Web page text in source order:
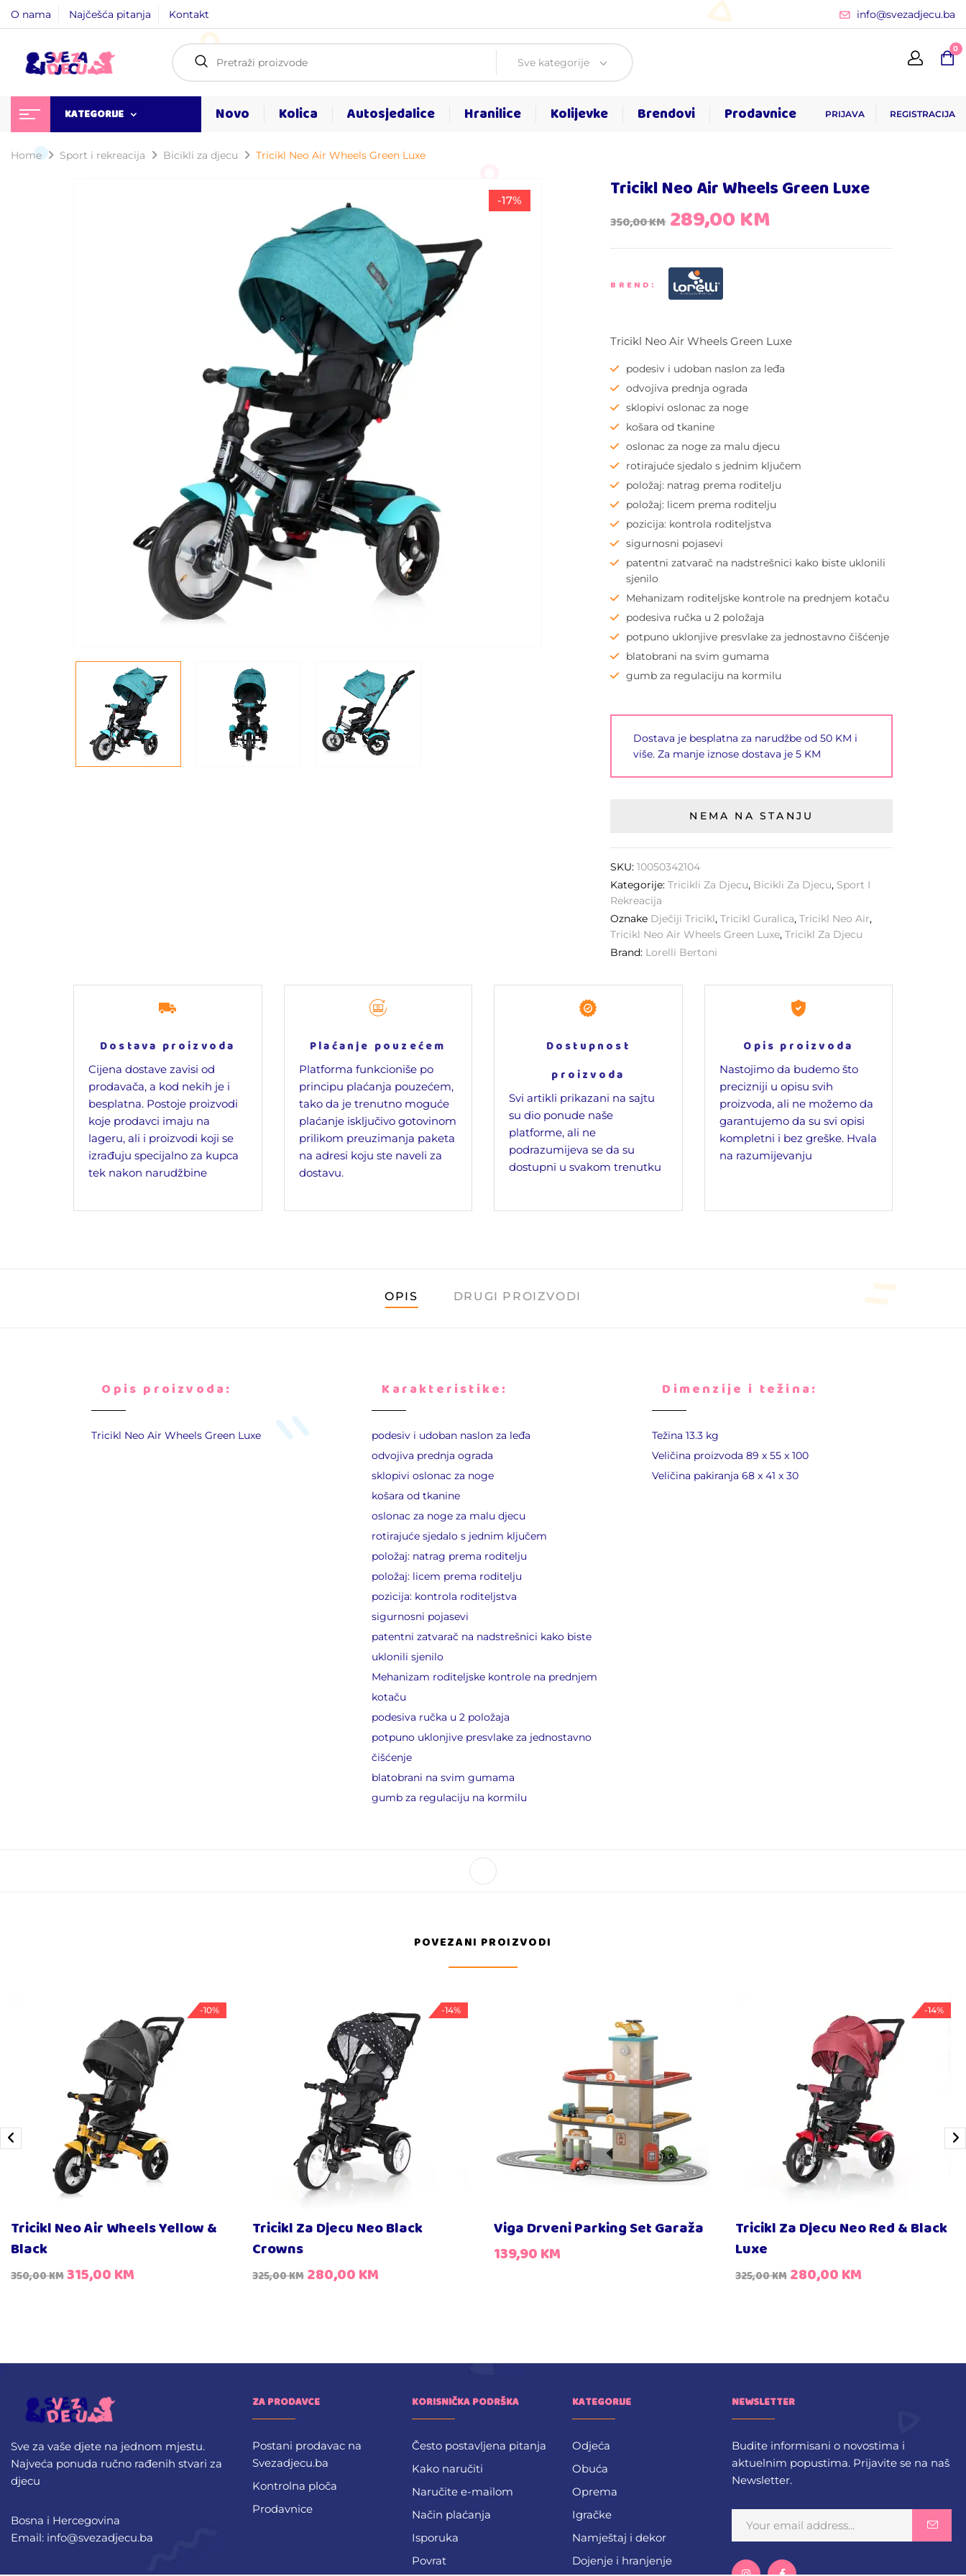
O nama Najčešća pitanja Kontakt info@svezadjecu.ba
Sve kategorije
0
KATEGORIJE Novo Kolica Autosjedalice Hranilice Kolijevke Brendovi Prodavnice PRIJAVA REGISTRACIJA
Home Sport i rekreacija Bicikli za djecu Tricikl Neo Air Wheels Green Luxe
-17% Tricikl Neo Air Wheels Green Luxe
350,00KM 289,00KM
BREND:
Tricikl Neo Air Wheels Green Luxe
podesiv i udoban naslon za leđa
odvojiva prednja ograda
sklopivi oslonac za noge
košara od tkanine
oslonac za noge za malu djecu
rotirajuće sjedalo s jednim ključem
položaj: natrag prema roditelju
položaj: licem prema roditelju
pozicija: kontrola roditeljstva
sigurnosni pojasevi
patentni zatvarač na nadstrešnici kako biste uklonili
sjenilo
Mehanizam roditeljske kontrole na prednjem kotaču
podesiva ručka u 2 položaja
potpuno uklonjive presvlake za jednostavno čišćenje
blatobrani na svim gumama
gumb za regulaciju na kormilu
Dostava je besplatna za narudžbe od 50 KM i
više. Za manje iznose dostava je 5 KM
NEMA NA STANJU
SKU:10050342104
Kategorije:Tricikli Za Djecu, Bicikli Za Djecu, Sport I
Rekreacija
Oznake Dječiji Tricikl,Tricikl Guralica,Tricikl Neo Air,
Tricikl Neo Air Wheels Green Luxe,Tricikl Za Djecu
Brand: Lorelli Bertoni
Dostava proizvoda
Cijena dostave zavisi od
prodavača, a kod nekih je i
besplatna. Postoje proizvodi
koje prodavci imaju na
lageru, ali i proizvodi koji se
izrađuju specijalno za kupca
tek nakon narudžbine
Plaćanje pouzećem
Platforma funkcioniše po
principu plaćanja pouzećem,
tako da je trenutno moguće
plaćanje isključivo gotovinom
prilikom preuzimanja paketa
na adresi koju ste naveli za
dostavu.
Dostupnost
proizvoda
Svi artikli prikazani na sajtu
su dio ponude naše
platforme, ali ne
podrazumijeva se da su
dostupni u svakom trenutku
Opis proizvoda
Nastojimo da budemo što
precizniji u opisu svih
proizvoda, ali ne možemo da
garantujemo da su svi opisi
kompletni i bez greške. Hvala
na razumijevanju
OPIS DRUGI PROIZVODI
Opis proizvoda:
Tricikl Neo Air Wheels Green Luxe
Karakteristike:
podesiv i udoban naslon za leđa
odvojiva prednja ograda
sklopivi oslonac za noge
košara od tkanine
oslonac za noge za malu djecu
rotirajuće sjedalo s jednim ključem
položaj: natrag prema roditelju
položaj: licem prema roditelju
pozicija: kontrola roditeljstva
sigurnosni pojasevi
patentni zatvarač na nadstrešnici kako biste
uklonili sjenilo
Mehanizam roditeljske kontrole na prednjem
kotaču
podesiva ručka u 2 položaja
potpuno uklonjive presvlake za jednostavno
čišćenje
blatobrani na svim gumama
gumb za regulaciju na kormilu
Dimenzije i težina:
Težina 13.3 kg
Veličina proizvoda 89 х 55 х 100
Veličina pakiranja 68 x 41 x 30
POVEZANI PROIZVODI
-10%
Tricikl Neo Air Wheels Yellow &
Black
350,00KM315,00KM
-14%
Tricikl Za Djecu Neo Black
Crowns
325,00KM 280,00KM
Viga Drveni Parking Set Garaža
139,90KM
-14%
Tricikl Za Djecu Neo Red & Black
Luxe
325,00KM 280,00KM
Sve za vaše djete na jednom mjestu.
Najveća ponuda ručno rađenih stvari za
djecu
Bosna i Hercegovina
Email: info@svezadjecu.ba
ZA PRODAVCE
Postani prodavac na
Svezadjecu.ba
Kontrolna ploča
Prodavnice
KORISNIČKA PODRŠKA
Često postavljena pitanja
Kako naručiti
Naručite e-mailom
Način plaćanja
Isporuka
Povrat
KATEGORIJE
Odjeća
Obuća
Oprema
Igračke
Namještaj i dekor
Dojenje i hranjenje
NEWSLETTER
Budite informisani o novostima i
aktuelnim popustima. Prijavite se na naš
Newsletter.